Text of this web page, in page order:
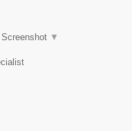
Screenshot ▼